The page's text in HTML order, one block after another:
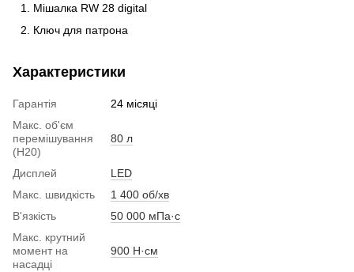
Мішалка RW 28 digital
Ключ для патрона
Характеристики
Гарантія
24 місяці
Макс. об'єм
перемішування
(H20)
80 л
Дисплей
LED
Макс. швидкість
1 400 об/хв
В'язкість
50 000 мПа·с
Макс. крутний
момент на
насадці
900 Н·см